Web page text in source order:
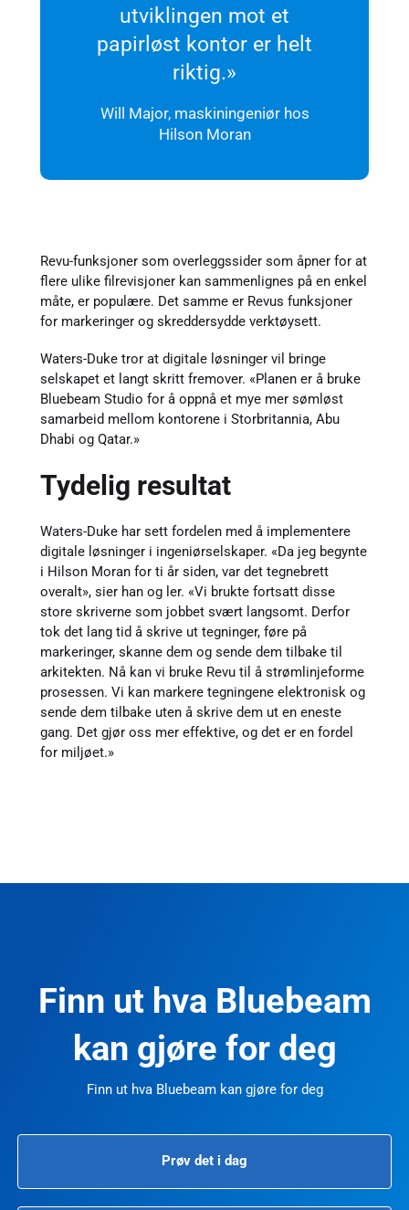
utviklingen mot et
papirløst kontor er helt
riktig.»
Will Major, maskiningeniør hos
Hilson Moran
Revu-funksjoner som overleggssider som åpner for at
flere ulike filrevisjoner kan sammenlignes på en enkel
måte, er populære. Det samme er Revus funksjoner
for markeringer og skreddersydde verktøysett.
Waters-Duke tror at digitale løsninger vil bringe
selskapet et langt skritt fremover. «Planen er å bruke
Bluebeam Studio for å oppnå et mye mer sømløst
samarbeid mellom kontorene i Storbritannia, Abu
Dhabi og Qatar.»
Tydelig resultat
Waters-Duke har sett fordelen med å implementere
digitale løsninger i ingeniørselskaper. «Da jeg begynte
i Hilson Moran for ti år siden, var det tegnebrett
overalt», sier han og ler. «Vi brukte fortsatt disse
store skriverne som jobbet svært langsomt. Derfor
tok det lang tid å skrive ut tegninger, føre på
markeringer, skanne dem og sende dem tilbake til
arkitekten. Nå kan vi bruke Revu til å strømlinjeforme
prosessen. Vi kan markere tegningene elektronisk og
sende dem tilbake uten å skrive dem ut en eneste
gang. Det gjør oss mer effektive, og det er en fordel
for miljøet.»
Finn ut hva Bluebeam
kan gjøre for deg
Finn ut hva Bluebeam kan gjøre for deg
Prøv det i dag